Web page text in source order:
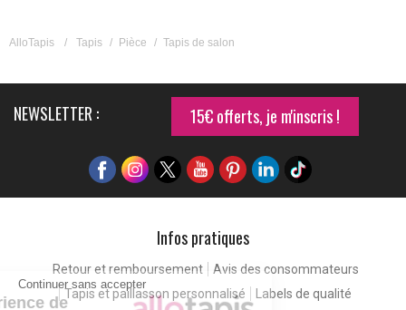
Continuer sans accepter
Pour une expérience de
AlloTapis / Tapis / Pièce / Tapis de salon
NEWSLETTER : 15€ offerts, je m'inscris !
Infos pratiques
Retour et remboursement
Avis des consommateurs
Tapis et paillasson personnalisé
Labels de qualité